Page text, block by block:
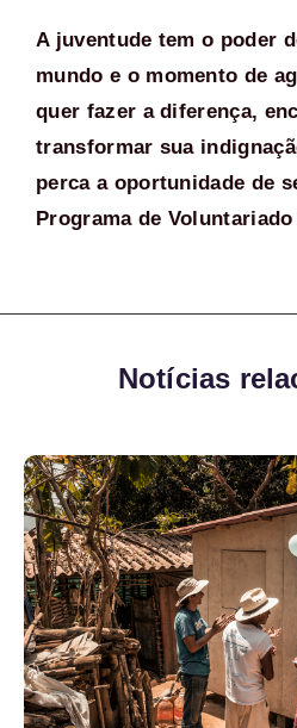
A juventude tem o poder
mundo e o momento de
quer fazer a diferença,
transformar sua
perca a oportunidade de
Programa de
Notícias